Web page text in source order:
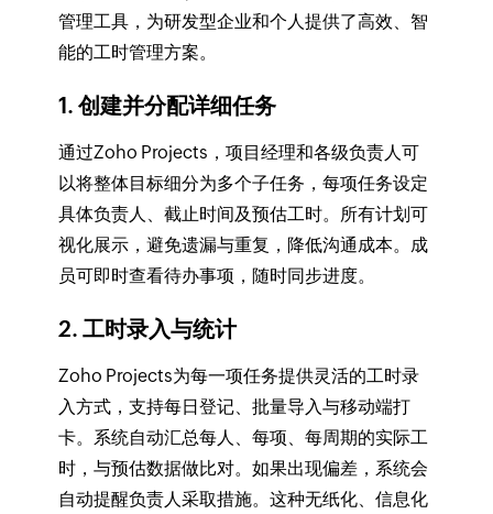
管理工具，为研发型企业和个人提供了高效、智
能的工时管理方案。
1. 创建并分配详细任务
通过Zoho Projects，项目经理和各级负责人可
以将整体目标细分为多个子任务，每项任务设定
具体负责人、截止时间及预估工时。所有计划可
视化展示，避免遗漏与重复，降低沟通成本。成
员可即时查看待办事项，随时同步进度。
2. 工时录入与统计
Zoho Projects为每一项任务提供灵活的工时录
入方式，支持每日登记、批量导入与移动端打
卡。系统自动汇总每人、每项、每周期的实际工
时，与预估数据做比对。如果出现偏差，系统会
自动提醒负责人采取措施。这种无纸化、信息化